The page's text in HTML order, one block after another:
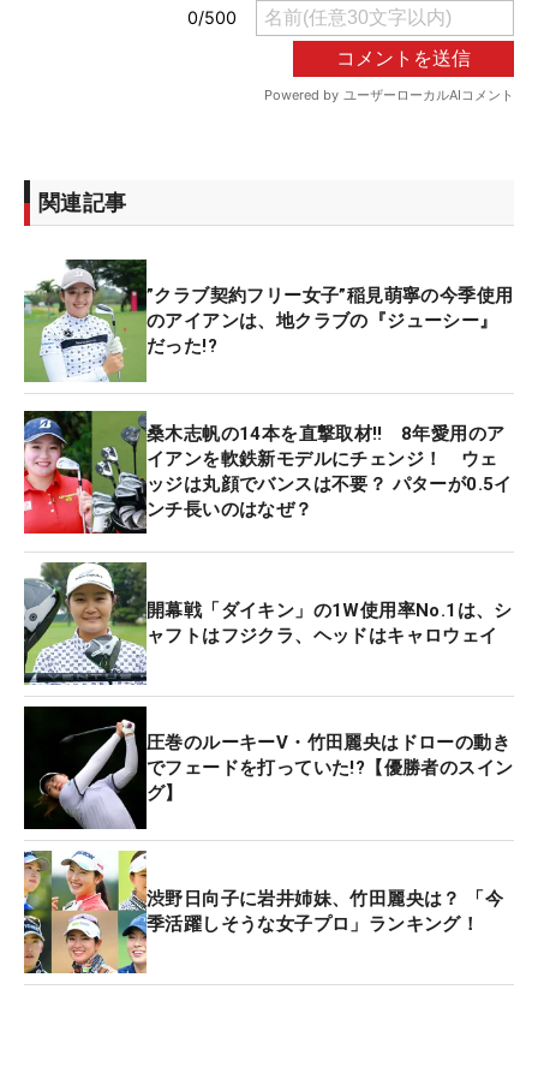
関連記事
”クラブ契約フリー女子”稲見萌寧の今季使用
のアイアンは、地クラブの『ジューシー』
だった!?
桑木志帆の14本を直撃取材‼ 8年愛用のア
イアンを軟鉄新モデルにチェンジ！ ウェ
ッジは丸顔でバンスは不要？ パターが0.5イ
ンチ長いのはなぜ？
開幕戦「ダイキン」の1W使用率No.1は、シ
ャフトはフジクラ、ヘッドはキャロウェイ
圧巻のルーキーV・竹田麗央はドローの動き
でフェードを打っていた!?【優勝者のスイン
グ】
渋野日向子に岩井姉妹、竹田麗央は？ 「今
季活躍しそうな女子プロ」ランキング！